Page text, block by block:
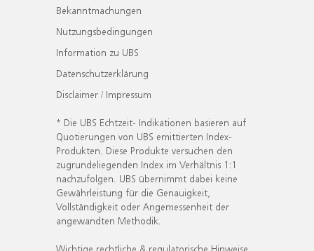
Bekanntmachungen
Nutzungsbedingungen
Information zu UBS
Datenschutzerklärung
Disclaimer / Impressum
* Die UBS Echtzeit- Indikationen basieren auf
Quotierungen von UBS emittierten Index-
Produkten. Diese Produkte versuchen den
zugrundeliegenden Index im Verhältnis 1:1
nachzufolgen. UBS übernimmt dabei keine
Gewährleistung für die Genauigkeit,
Vollständigkeit oder Angemessenheit der
angewandten Methodik.